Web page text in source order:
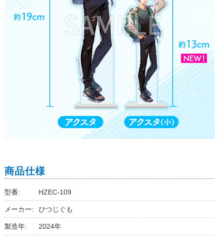
商品仕様
型番: HZEC-109
メーカー: ひつじぐも
製造年: 2024年